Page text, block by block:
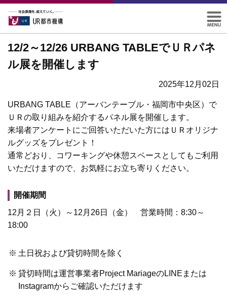
12/2～12/26 URBANG TABLEでＵＲパネ
ル展を開催します
2025年12月02日
URBANG TABLE（アーバンテーブル・福岡市中央区）で
ＵＲの取り組みを紹介するパネル展を開催します。
来場者アンケートにご回答いただいた方にはＵＲオリジナ
ルグッズをプレゼント！
通常どおり、コワーキングや休憩スペースとしてもご利用
いただけますので、お気軽にお立ち寄りください。
開催期間
12月２日（火）～12月26日（金） 営業時間：8:30～
18:00
※ 土日祝および貸切時間を除く
※ 貸切時間は運営事業者Project MariageのLINEまたは
Instagramからご確認いただけます